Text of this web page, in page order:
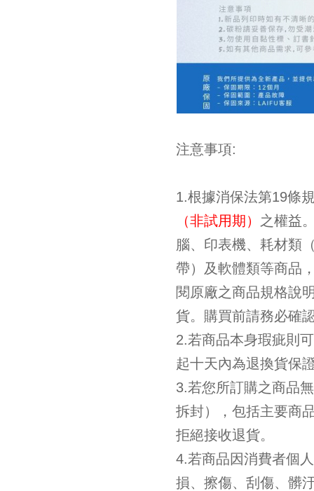
注意事項:
1.根據消保法第19條
（非試用期） 之權益
腦、印表機、耗材類
帶）及軟體類等商品
閱原廠之商品規格說
貨。購買前請務必確
2.若商品本身瑕疵則
起十天內為退換貨保
3.若您所訂購之商品
拆封），包括主要商
拒絕接收退貨。
4.若商品因消費者個
損、擦傷、刮傷、髒